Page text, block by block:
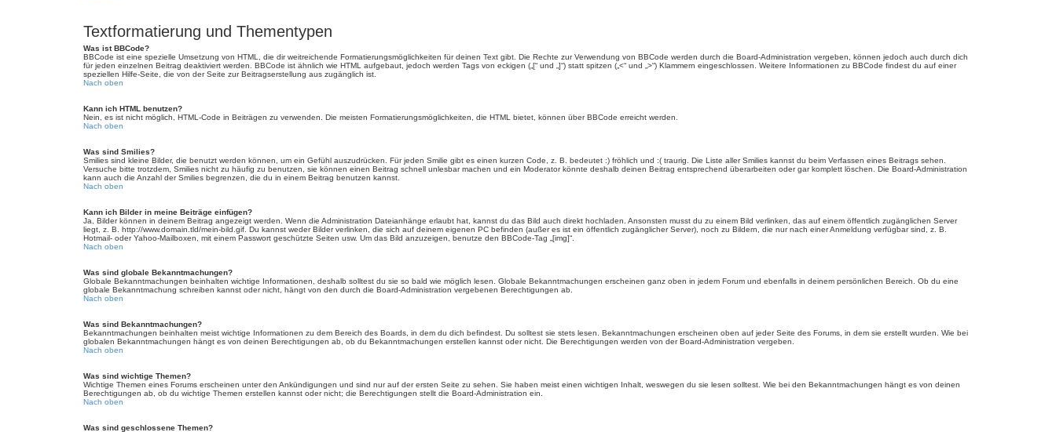
Textformatierung und Thementypen
Was ist BBCode?
BBCode ist eine spezielle Umsetzung von HTML, die dir weitreichende Formatierungsmöglichkeiten für deinen Text gibt. Die Rechte zur Verwendung von BBCode werden durch die Board-Administration vergeben, können jedoch auch durch dich
für jeden einzelnen Beitrag deaktiviert werden. BBCode ist ähnlich wie HTML aufgebaut, jedoch werden Tags von eckigen („[“ und „]“) statt spitzen („<“ und „>“) Klammern eingeschlossen. Weitere Informationen zu BBCode findest du auf einer
speziellen Hilfe-Seite, die von der Seite zur Beitragserstellung aus zugänglich ist.
Nach oben
Kann ich HTML benutzen?
Nein, es ist nicht möglich, HTML-Code in Beiträgen zu verwenden. Die meisten Formatierungsmöglichkeiten, die HTML bietet, können über BBCode erreicht werden.
Nach oben
Was sind Smilies?
Smilies sind kleine Bilder, die benutzt werden können, um ein Gefühl auszudrücken. Für jeden Smilie gibt es einen kurzen Code, z. B. bedeutet :) fröhlich und :( traurig. Die Liste aller Smilies kannst du beim Verfassen eines Beitrags sehen.
Versuche bitte trotzdem, Smilies nicht zu häufig zu benutzen, sie können einen Beitrag schnell unlesbar machen und ein Moderator könnte deshalb deinen Beitrag entsprechend überarbeiten oder gar komplett löschen. Die Board-Administration
kann auch die Anzahl der Smilies begrenzen, die du in einem Beitrag benutzen kannst.
Nach oben
Kann ich Bilder in meine Beiträge einfügen?
Ja, Bilder können in deinem Beitrag angezeigt werden. Wenn die Administration Dateianhänge erlaubt hat, kannst du das Bild auch direkt hochladen. Ansonsten musst du zu einem Bild verlinken, das auf einem öffentlich zugänglichen Server
liegt, z. B. http://www.domain.tld/mein-bild.gif. Du kannst weder Bilder verlinken, die sich auf deinem eigenen PC befinden (außer es ist ein öffentlich zugänglicher Server), noch zu Bildern, die nur nach einer Anmeldung verfügbar sind, z. B.
Hotmail- oder Yahoo-Mailboxen, mit einem Passwort geschützte Seiten usw. Um das Bild anzuzeigen, benutze den BBCode-Tag „[img]“.
Nach oben
Was sind globale Bekanntmachungen?
Globale Bekanntmachungen beinhalten wichtige Informationen, deshalb solltest du sie so bald wie möglich lesen. Globale Bekanntmachungen erscheinen ganz oben in jedem Forum und ebenfalls in deinem persönlichen Bereich. Ob du eine
globale Bekanntmachung schreiben kannst oder nicht, hängt von den durch die Board-Administration vergebenen Berechtigungen ab.
Nach oben
Was sind Bekanntmachungen?
Bekanntmachungen beinhalten meist wichtige Informationen zu dem Bereich des Boards, in dem du dich befindest. Du solltest sie stets lesen. Bekanntmachungen erscheinen oben auf jeder Seite des Forums, in dem sie erstellt wurden. Wie bei
globalen Bekanntmachungen hängt es von deinen Berechtigungen ab, ob du Bekanntmachungen erstellen kannst oder nicht. Die Berechtigungen werden von der Board-Administration vergeben.
Nach oben
Was sind wichtige Themen?
Wichtige Themen eines Forums erscheinen unter den Ankündigungen und sind nur auf der ersten Seite zu sehen. Sie haben meist einen wichtigen Inhalt, weswegen du sie lesen solltest. Wie bei den Bekanntmachungen hängt es von deinen
Berechtigungen ab, ob du wichtige Themen erstellen kannst oder nicht; die Berechtigungen stellt die Board-Administration ein.
Nach oben
Was sind geschlossene Themen?